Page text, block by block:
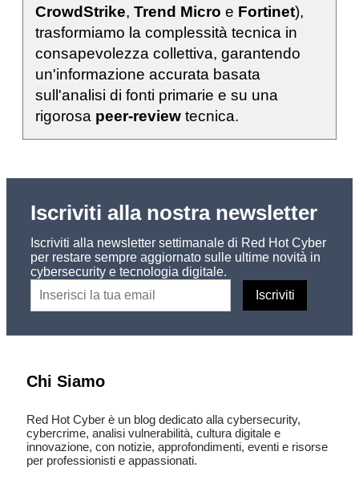
CrowdStrike, Trend Micro e Fortinet),
trasformiamo la complessità tecnica in
consapevolezza collettiva, garantendo
un'informazione accurata basata
sull'analisi di fonti primarie e su una
rigorosa peer-review tecnica.
Iscriviti alla nostra newsletter
Iscriviti alla newsletter settimanale di Red Hot Cyber
per restare sempre aggiornato sulle ultime novità in
cybersecurity e tecnologia digitale.
Chi Siamo
Red Hot Cyber è un blog dedicato alla cybersecurity,
cybercrime, analisi vulnerabilità, cultura digitale e
innovazione, con notizie, approfondimenti, eventi e risorse
per professionisti e appassionati.